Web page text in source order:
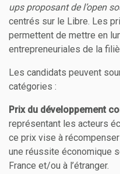
ups proposant de l’open
centrés sur le Libre. Les
permettent de mettre en
entrepreneuriales de la
Les candidats peuvent
catégories :
Prix du développement
représentant les acteurs
ce prix vise à
une réussite économique
France et/ou à l’étranger.